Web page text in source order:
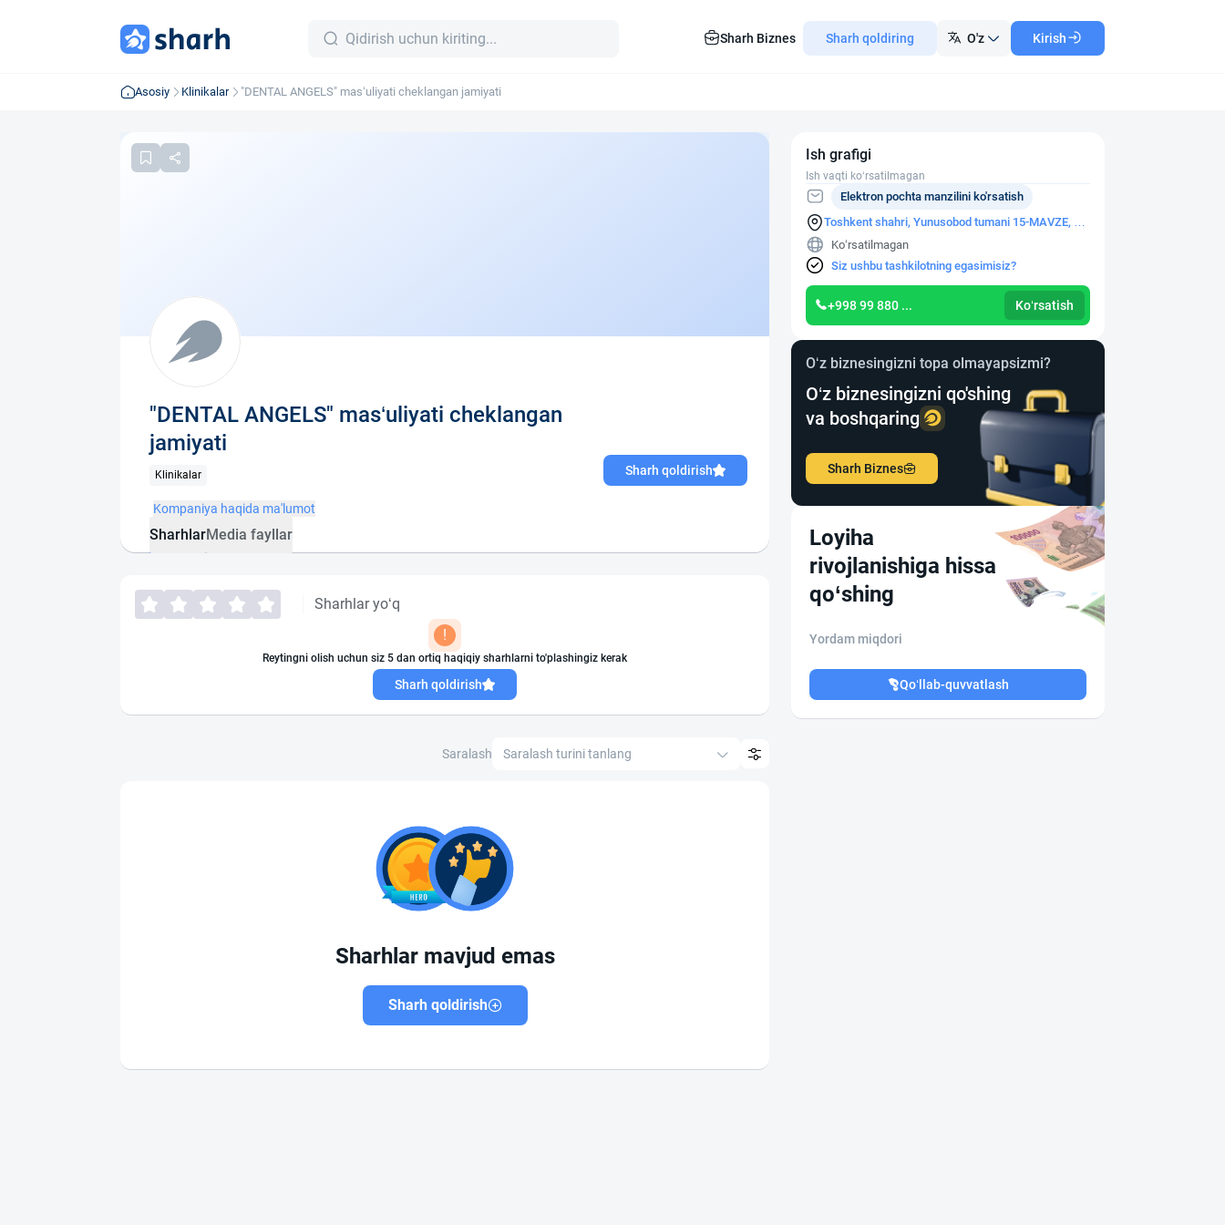
Sharh Biznes Sharh qoldiring O'z Kirish
Asosiy Klinikalar "DENTAL ANGELS" mas‘uliyati cheklangan jamiyati
"DENTAL ANGELS" mas‘uliyati cheklangan
jamiyati
Klinikalar Sharh qoldirish
Kompaniya haqida ma'lumot
SharhlarMedia fayllar
Sharhlar yo‘q
!
Reytingni olish uchun siz 5 dan ortiq haqiqiy sharhlarni to'plashingiz kerak
Sharh qoldirish
Saralash Saralash turini tanlang
Sharhlar mavjud emas
Sharh qoldirish
Ish grafigi
Ish vaqti ko‘rsatilmagan
Toshkent shahri, Yunusobod tumani 15-MAVZE, 16-
UY, 1-XONA
Elektron pochta manzilini ko'rsatish
Ko‘rsatilmagan
Siz ushbu tashkilotning egasimisiz?
+998 99 880 ... Ko‘rsatish
O‘z biznesingizni topa olmayapsizmi?
O‘z biznesingizni qo'shing
va boshqaring
Sharh Biznes
Loyiha
rivojlanishiga hissa
qo‘shing
Yordam miqdori
Qo‘llab-quvvatlash